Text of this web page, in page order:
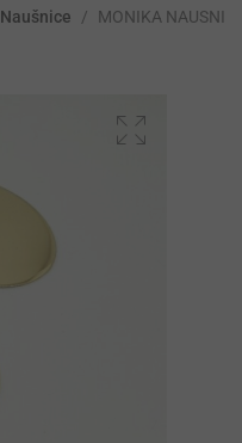
Naušnice / MONIKA